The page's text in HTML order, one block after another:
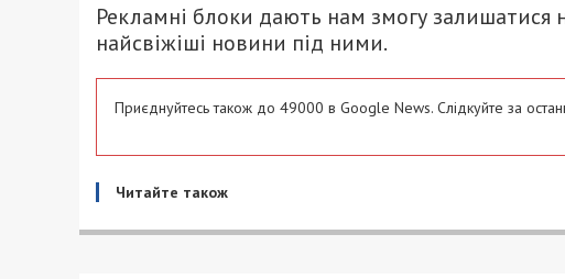
Рекламні блоки дають нам змогу
найсвіжіші новини під ними.
Приєднуйтесь також до 49000 в Google News. Слідкуйте за
Читайте також